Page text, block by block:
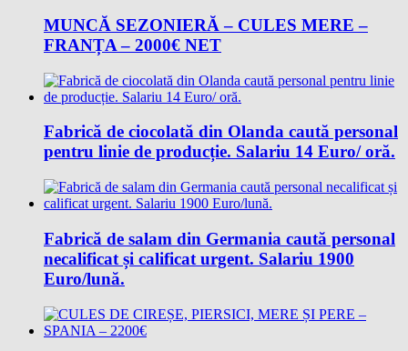
MUNCĂ SEZONIERĂ – CULES MERE –
FRANȚA – 2000€ NET
Fabrică de ciocolată din Olanda caută personal
pentru linie de producție. Salariu 14 Euro/ oră.
Fabrică de salam din Germania caută personal
necalificat și calificat urgent. Salariu 1900
Euro/lună.